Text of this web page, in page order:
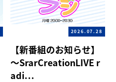
2026.07.28
【新番組のお知らせ】
～SrarCreationLIVE r
adi…